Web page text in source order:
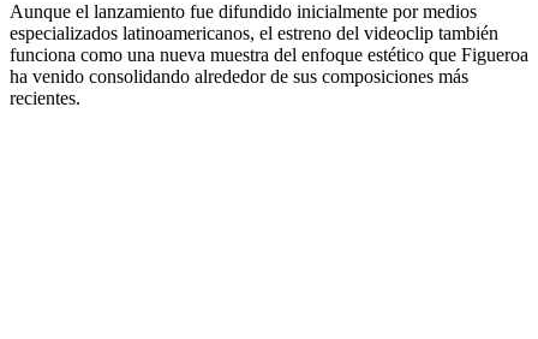
Aunque el lanzamiento fue difundido inicialmente por medios
especializados latinoamericanos, el estreno del videoclip también
funciona como una nueva muestra del enfoque estético que Figueroa
ha venido consolidando alrededor de sus composiciones más
recientes.